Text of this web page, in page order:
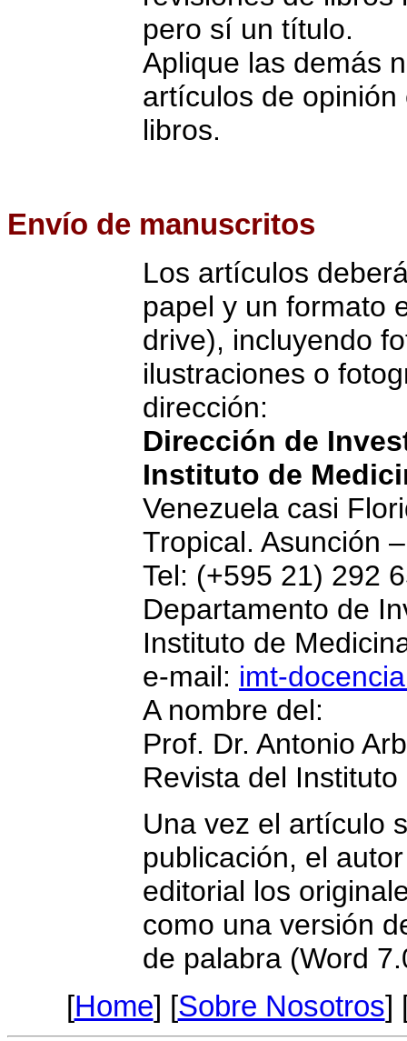
pero sí un título.
Aplique las demás
artículos de
libros.
Envío de manuscritos
Los artículos
papel y un formato
drive), incluyendo
ilustraciones o
dirección:
Dirección de
Instituto de
Venezuela casi
Tropical. Asunción
Tel: (+595 21) 292
Departamento de
Instituto de
e-mail: imt-
A nombre del:
Prof. Dr. Antonio
Revista del
Una vez el artículo
publicación, el
editorial los
como una versión
de palabra (Word
[Home] [Sobre Nosotros]